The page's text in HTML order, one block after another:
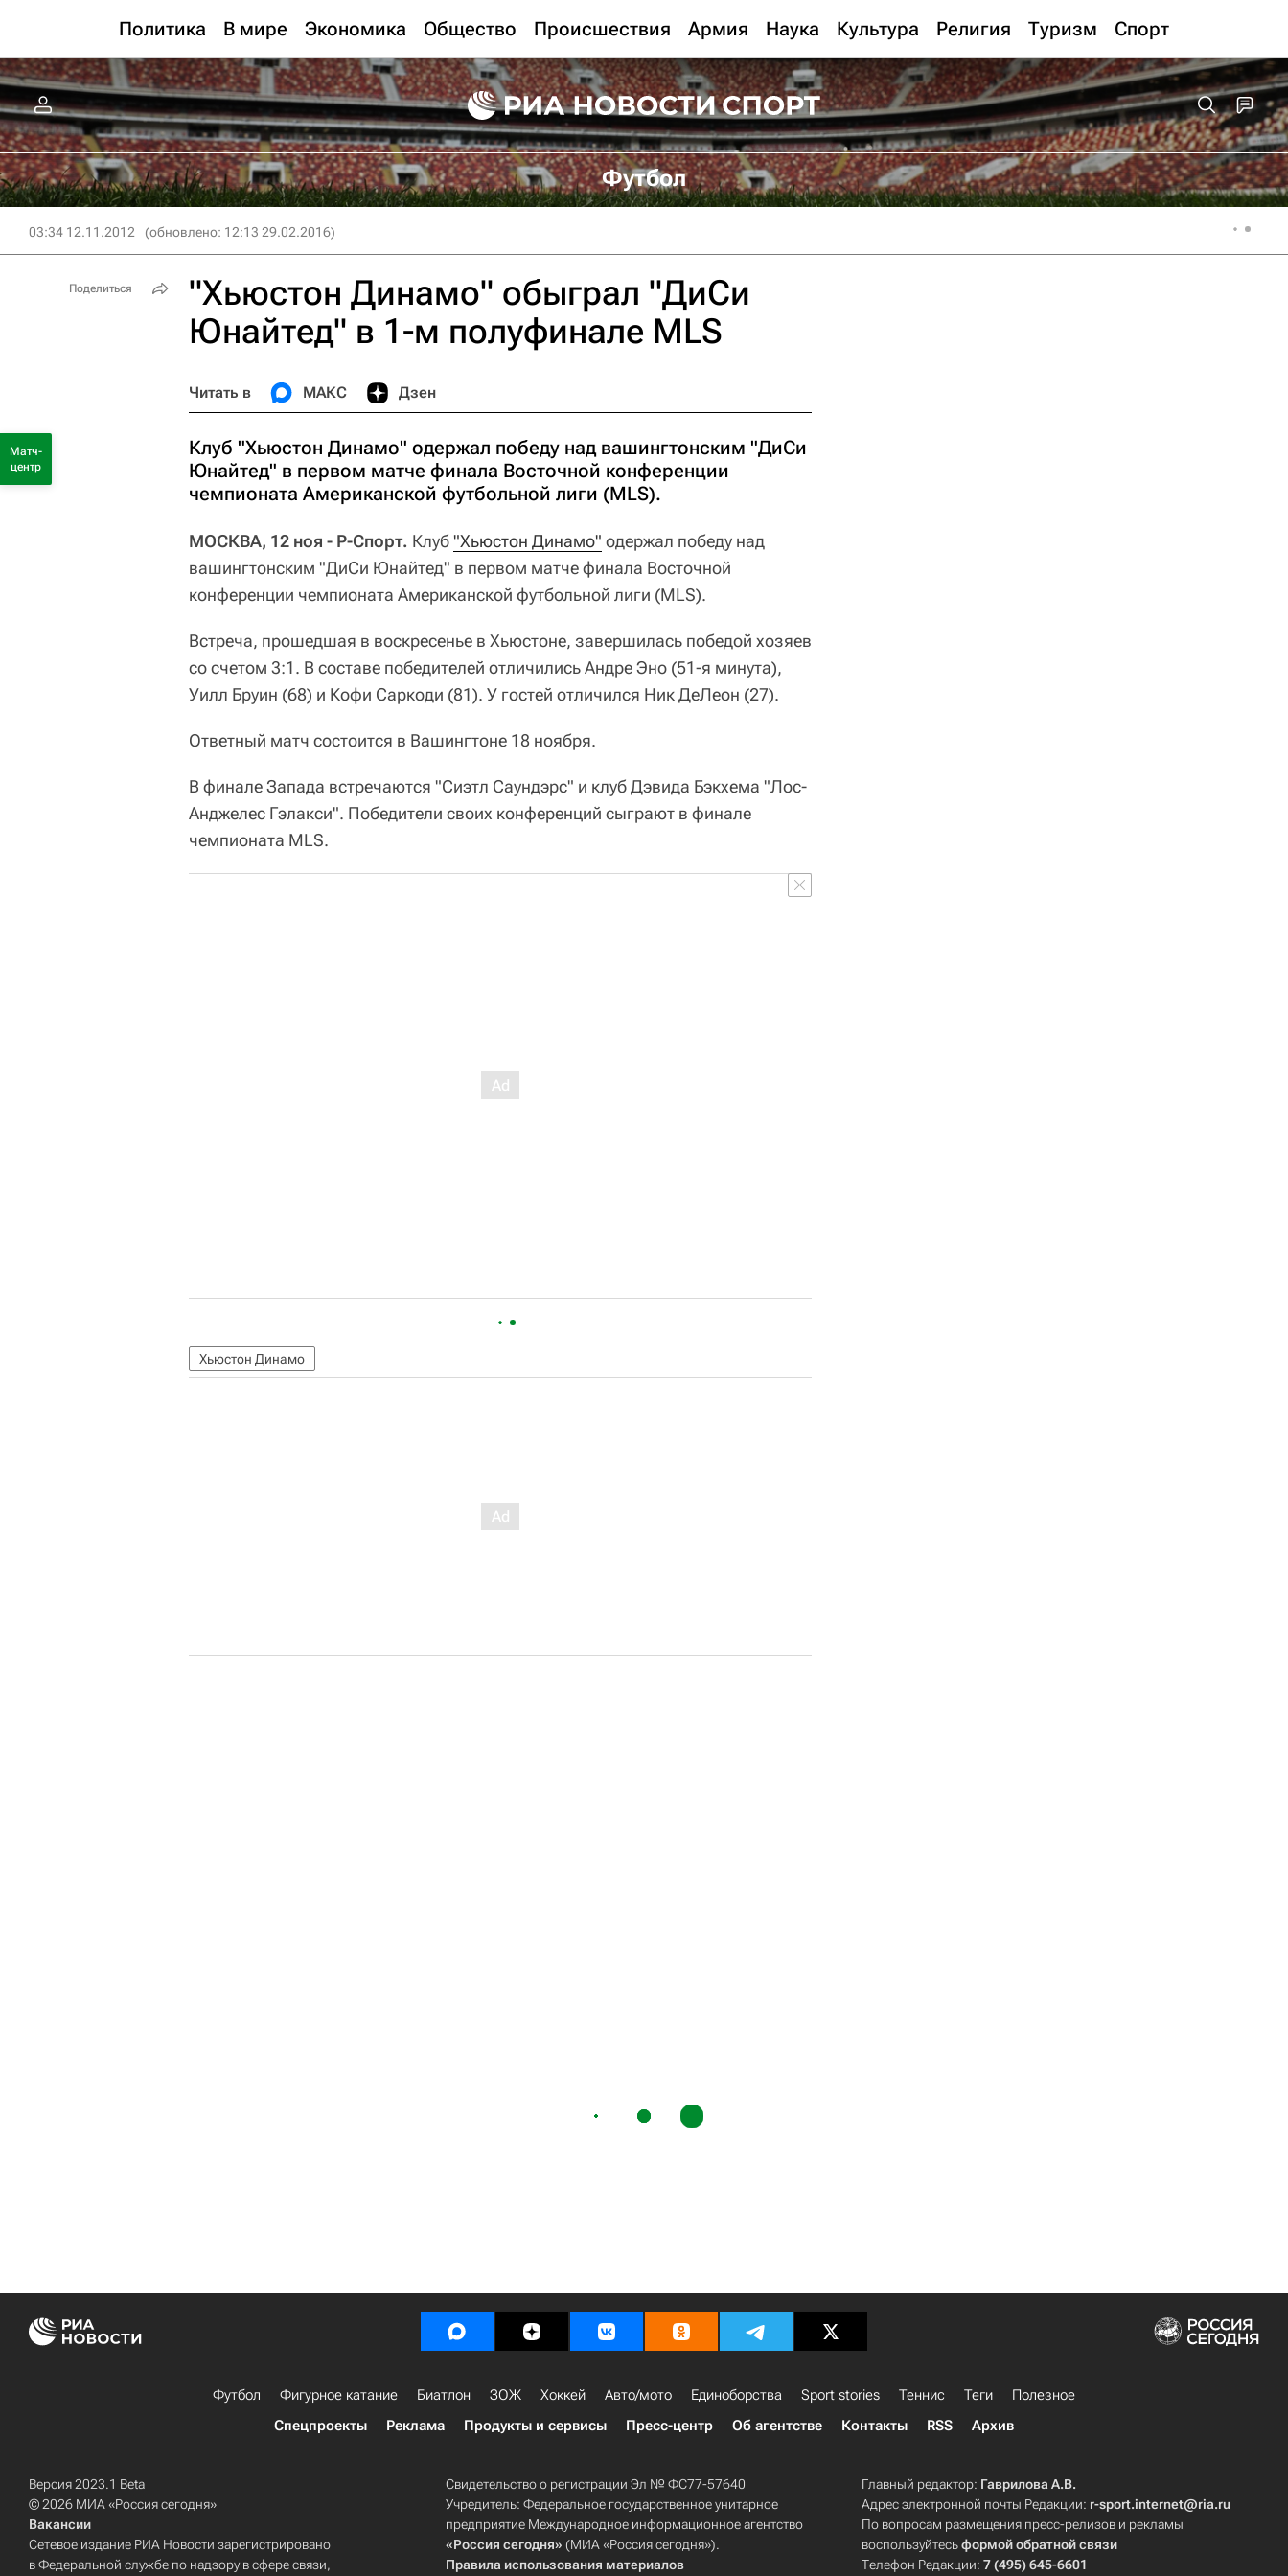
Политика В мире Экономика Общество Происшествия Армия Наука Культура Религия Туризм Спорт
Футбол
03:34 12.11.2012 (обновлено: 12:13 29.02.2016)
"Хьюстон Динамо" обыграл "ДиСи
Юнайтед" в 1-м полуфинале MLS
Читать в МАКС Дзен
Клуб "Хьюстон Динамо" одержал победу над вашингтонским "ДиСи
Юнайтед" в первом матче финала Восточной конференции
чемпионата Американской футбольной лиги (MLS).
МОСКВА, 12 ноя - Р-Спорт. Клуб"Хьюстон Динамо" одержал победу над
вашингтонским "ДиСи Юнайтед" в первом матче финала Восточной
конференции чемпионата Американской футбольной лиги (MLS).
Встреча, прошедшая в воскресенье в Хьюстоне, завершилась победой хозяев
со счетом 3:1. В составе победителей отличились Андре Эно (51-я минута),
Уилл Бруин (68) и Кофи Саркоди (81). У гостей отличился Ник ДеЛеон (27).
Ответный матч состоится в Вашингтоне 18 ноября.
В финале Запада встречаются "Сиэтл Саундэрс" и клуб Дэвида Бэкхема "Лос-
Анджелес Гэлакси". Победители своих конференций сыграют в финале
чемпионата MLS.
Хьюстон Динамо
Поделиться
Матч-
центр
Футбол Фигурное катание Биатлон ЗОЖ Хоккей Авто/мото Единоборства Sport stories Теннис Теги
Полезное
Спецпроекты
Реклама Продукты и сервисы Пресс-центр Об агентстве Контакты RSS Архив
Версия 2023.1 Beta
© 2026 МИА «Россия сегодня»
Вакансии
Сетевое издание РИА Новости зарегистрировано
в Федеральной службе по надзору в сфере связи,
Свидетельство о регистрации Эл № ФС77-57640
Учредитель: Федеральное государственное унитарное
предприятие Международное информационное агентство
«Россия сегодня» (МИА «Россия сегодня»).
Правила использования материалов
Главный редактор: Гаврилова А.В.
Адрес электронной почты Редакции: r-sport.internet@ria.ru
По вопросам размещения пресс-релизов и рекламы
воспользуйтесьформой обратной связи
Телефон Редакции:7 (495) 645-6601